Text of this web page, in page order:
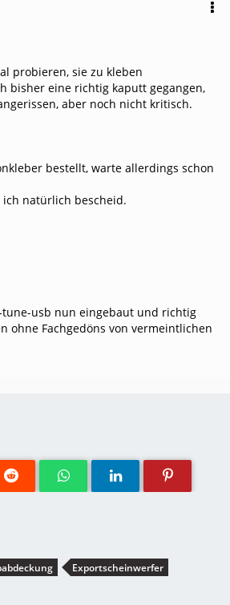
probieren, sie zu kleben
bisher eine richtig kaputt gegangen,
aber noch nicht kritisch.
bestellt, warte allerdings schon
ich natürlich bescheid.
tune-usb nun eingebaut und richtig
ohne Fachgedöns von vermeintlichen
Exportscheinwerfer